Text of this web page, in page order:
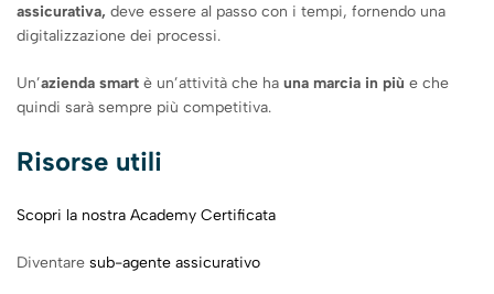
assicurativa, deve essere al passo con i tempi, fornendo una
digitalizzazione dei processi.
Un’azienda smart è un’attività che ha una marcia in più e che
quindi sarà sempre più competitiva.
Risorse utili
Scopri la nostra Academy Certificata
Diventare sub-agente assicurativo